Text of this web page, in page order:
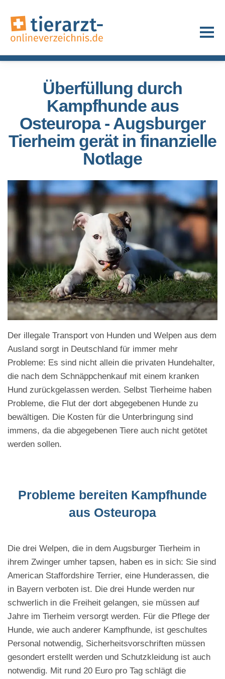
Überfüllung durch
Kampfhunde aus
Osteuropa - Augsburger
Tierheim gerät in finanzielle
Notlage
Der illegale Transport von Hunden und Welpen aus dem
Ausland sorgt in Deutschland für immer mehr
Probleme: Es sind nicht allein die privaten Hundehalter,
die nach dem Schnäppchenkauf mit einem kranken
Hund zurückgelassen werden. Selbst Tierheime haben
Probleme, die Flut der dort abgegebenen Hunde zu
bewältigen. Die Kosten für die Unterbringung sind
immens, da die abgegebenen Tiere auch nicht getötet
werden sollen.
Probleme bereiten Kampfhunde
aus Osteuropa
Die drei Welpen, die in dem Augsburger Tierheim in
ihrem Zwinger umher tapsen, haben es in sich: Sie sind
American Staffordshire Terrier, eine Hunderassen, die
in Bayern verboten ist. Die drei Hunde werden nur
schwerlich in die Freiheit gelangen, sie müssen auf
Jahre im Tierheim versorgt werden. Für die Pflege der
Hunde, wie auch anderer Kampfhunde, ist geschultes
Personal notwendig, Sicherheitsvorschriften müssen
gesondert erstellt werden und Schutzkleidung ist auch
notwendig. Mit rund 20 Euro pro Tag schlägt die